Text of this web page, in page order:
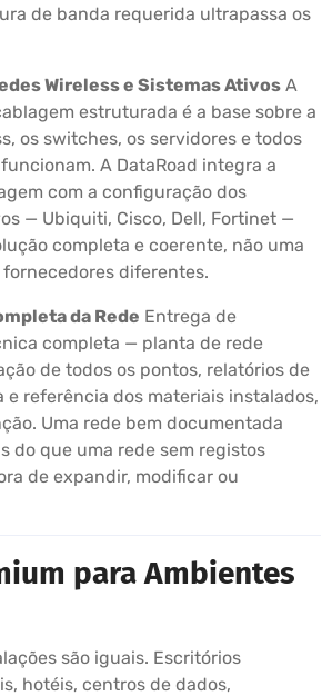
de banda requerida ultrapassa os
Wireless e Sistemas Ativos A
estruturada é a base sobre a
os switches, os servidores e todos
A DataRoad integra a
com a configuração dos
— Ubiquiti, Cisco, Dell, Fortinet —
completa e coerente, não uma
diferentes.
da Rede Entrega de
completa — planta de rede
de todos os pontos, relatórios de
e referência dos materiais instalados,
Uma rede bem documentada
do que uma rede sem registos
de expandir, modificar ou
para Ambientes
são iguais. Escritórios
hotéis, centros de dados,